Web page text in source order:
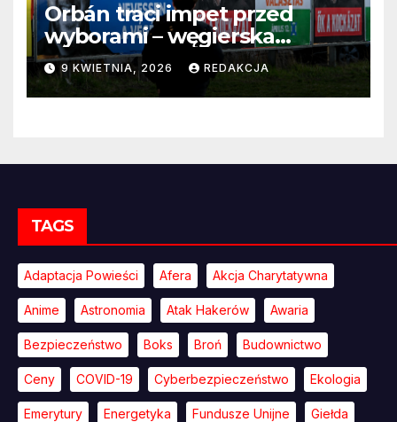
Orbán traci impet przed
wyborami – węgierska
propaganda przestaje
przekonywać
9 KWIETNIA, 2026 REDAKCJA
TAGS
Adaptacja Powieści Afera Akcja Charytatywna
Anime Astronomia Atak Hakerów Awaria
Bezpieczeństwo Boks Broń Budownictwo
Ceny COVID-19 Cyberbezpieczeństwo Ekologia
Emerytury Energetyka Fundusze Unijne Giełda